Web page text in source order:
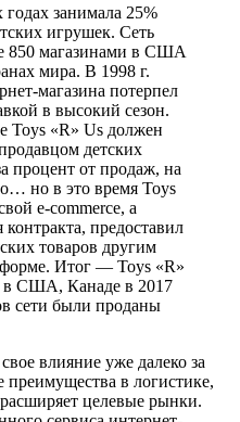
занимала 25%
игрушек. Сеть
850 магазинами в США
мира. В 1998 г.
магазина потерпел
в высокий сезон.
Toys «R» Us должен
детских
процент от продаж, на
но в это время Toys
e-commerce, а
предоставил
товаров другим
Итог — Toys «R»
в США, Канаде в 2017
сети были проданы
влияние уже далеко за
в логистике,
целевые рынки.